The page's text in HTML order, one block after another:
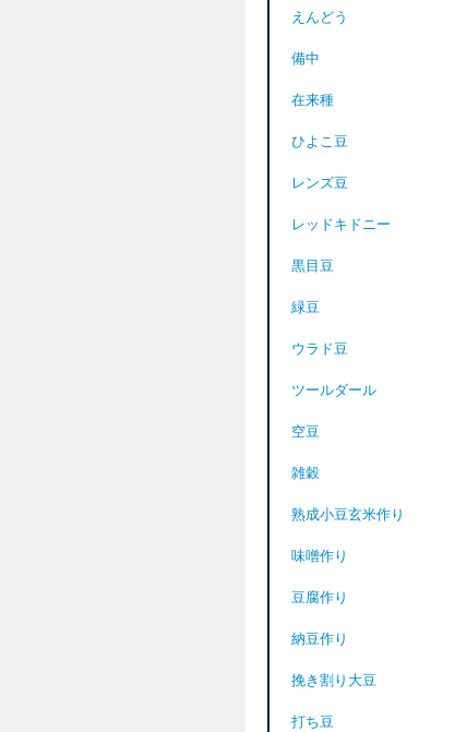
えんどう
備中
在来種
ひよこ豆
レンズ豆
レッドキドニー
黒目豆
緑豆
ウラド豆
ツールダール
空豆
雑穀
熟成小豆玄米作り
味噌作り
豆腐作り
納豆作り
挽き割り大豆
打ち豆